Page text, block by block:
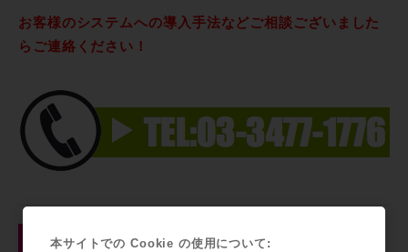
お客様のシステムへの導入手法などご相談ございました
らご連絡ください！
Avid / HD I/O AD Option
本サイトでの Cookie の使用について: